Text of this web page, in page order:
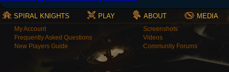
SPIRAL KNIGHTS PLAY ABOUT MEDIA
My Account
Frequently Asked Questions
New Players Guide
Screenshots
Videos
Community Forums